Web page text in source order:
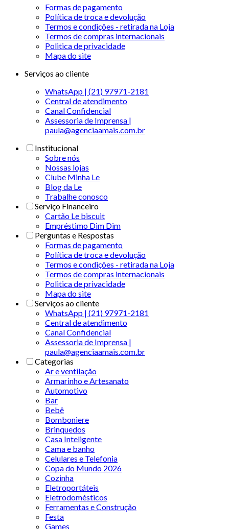
Formas de pagamento
Política de troca e devolução
Termos e condições - retirada na Loja
Termos de compras internacionais
Politica de privacidade
Mapa do site
Serviços ao cliente
WhatsApp | (21) 97971-2181
Central de atendimento
Canal Confidencial
Assessoria de Imprensa |
paula@agenciaamais.com.br
Institucional
Sobre nós
Nossas lojas
Clube Minha Le
Blog da Le
Trabalhe conosco
Serviço Financeiro
Cartão Le biscuit
Empréstimo Dim Dim
Perguntas e Respostas
Formas de pagamento
Política de troca e devolução
Termos e condições - retirada na Loja
Termos de compras internacionais
Politica de privacidade
Mapa do site
Serviços ao cliente
WhatsApp | (21) 97971-2181
Central de atendimento
Canal Confidencial
Assessoria de Imprensa |
paula@agenciaamais.com.br
Categorias
Ar e ventilação
Armarinho e Artesanato
Automotivo
Bar
Bebê
Bomboniere
Brinquedos
Casa Inteligente
Cama e banho
Celulares e Telefonia
Copa do Mundo 2026
Cozinha
Eletroportáteis
Eletrodomésticos
Ferramentas e Construção
Festa
Games